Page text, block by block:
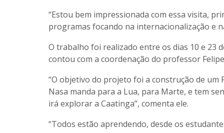
“Estou bem impressionada com essa visita,
programas focando na internacionalização e
O trabalho foi realizado entre os dias 10 e 23
contou com a coordenação do professor
“O objetivo do projeto foi a construção de um
Nasa manda para a Lua, para Marte, e tem
irá explorar a Caatinga”, comenta ele.
“Todos estão aprendendo, desde os